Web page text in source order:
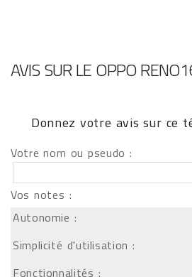
AVIS SUR LE OPPO
Donnez votre avis sur ce
Votre nom ou pseudo :
Vos notes :
Autonomie :
Simplicité d'utilisation :
Fonctionnalités :